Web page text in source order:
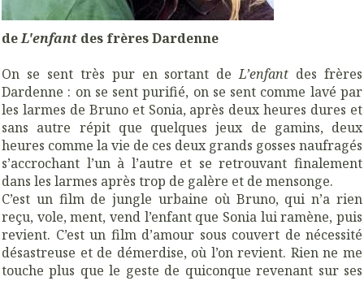
deL'enfant des frères Dardenne
On se sent très pur en sortant deL’enfant des frères
Dardenne : on se sent purifié, on se sent comme lavé par
les larmes de Bruno et Sonia, après deux heures dures et
sans autre répit que quelques jeux de gamins, deux
heures comme la vie de ces deux grands gosses naufragés
s’accrochant l’un à l’autre et se retrouvant finalement
dans les larmes après trop de galère et de mensonge.
C’est un film de jungle urbaine où Bruno, qui n’a rien
reçu, vole, ment, vend l’enfant que Sonia lui ramène, puis
revient. C’est un film d’amour sous couvert de nécessité
désastreuse et de démerdise, où l’on revient. Rien ne me
touche plus que le geste de quiconque revenant sur ses